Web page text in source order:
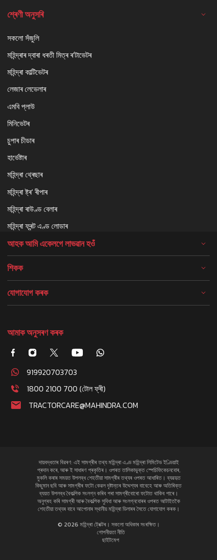
শ্ৰেণী অনুসৰি
সকলো সঁজুলি
মহিন্দ্ৰাৰ দ্বাৰা ধৰতী মিত্ৰ ৰ'টাভেটৰ
মহিন্দ্ৰা কাল্টিভেটৰ
লেজাৰ লেভেলাৰ
এমবি প্লাউ
মিনিভেটৰ
চুপাৰ চীডাৰ
হাৰ্ভেষ্টাৰ
মহিন্দ্ৰা থ্ৰেছাৰ
মহিন্দ্ৰা ষ্ট্ৰ' ৰীপাৰ
মহিন্দ্ৰা ৰাউণ্ড বেলাৰ
মহিন্দ্ৰা ফ্ৰন্ট এণ্ড লোডাৰ
আহক আমি একেলগে লাভৱান হওঁ
শিকক
যোগাযোগ কৰক
আমাক অনুসৰণ কৰক
919920703703
1800 2100 700 (টোল ফ্ৰী)
TRACTORCARE@MAHINDRA.COM
দায়বদ্ধতাৰ বিৱৰণ: এই সামগ্ৰীৰ তথ্য মহিন্দ্ৰা এণ্ড মহিন্দ্ৰা লিমিটেড ইণ্ডিয়াই
প্ৰদান কৰে, আৰু ই সাধাৰণ প্ৰকৃতিৰ। ওপৰত তালিকাভুক্ত স্পেচিফিকেচনবোৰ,
মুকলি কৰাৰ সময়ত উপলব্ধ শেহতীয়া সামগ্ৰীৰ তথ্যৰ ওপৰত আধাৰিত। ব্যৱহৃত
কিছুমান ছবি আৰু সামগ্ৰীৰ ফটো কেৱল দৃষ্টান্তৰ উদ্দেশ্যৰ বাবেহে আৰু অতিৰিক্ত
ব্যয়ত উপলব্ধ বৈকল্পিক সংলগ্ন কৰিব পৰা সামগ্ৰীবোৰো ফটোত থাকিব পাৰে।
অনুগ্ৰহ কৰি সামগ্ৰী আৰু বৈকল্পিক সুবিধা আৰু সংলগ্নবোৰৰ ওপৰত আটাইতকৈ
শেহতীয়া তথ্যৰ বাবে আপোনাৰ স্থানীয় মহিন্দ্ৰা ডিলাৰৰ সৈতে যোগাযোগ কৰক।
© 2026 মহিন্দ্ৰা ট্ৰেক্টৰ। সকলো অধিকাৰ সংৰক্ষিত।
গোপনীয়তা নীতি
ছাইটমেপ